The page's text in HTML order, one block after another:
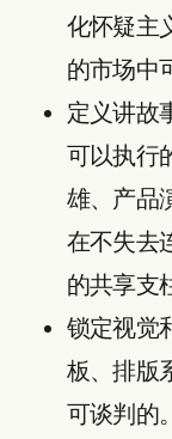
化怀疑主
的市场中
定义讲故
可以执行
雄、产品
在不失去
的共享支
锁定视觉
板、排版
可谈判的